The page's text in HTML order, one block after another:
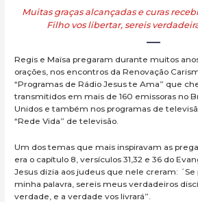
Muitas graças alcançadas e curas
Filho vos libertar, sereis
Regis e Maïsa pregaram durante muitos
orações, nos encontros da Renovação
“Programas de Rádio Jesus te Ama” que
transmitidos em mais de 160 emissoras no
Unidos e também nos programas de
“Rede Vida” de televisão.
Um dos temas que mais inspiravam as
era o capítulo 8, versículos 31,32 e 36 do
Jesus dizia aos judeus que nele creram:
minha palavra, sereis meus verdadeiros
verdade, e a verdade vos livrará”.